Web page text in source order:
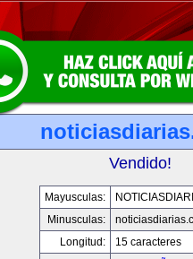
Vendido!
Mayusculas:
Minusculas:
Longitud:
15 caracteres